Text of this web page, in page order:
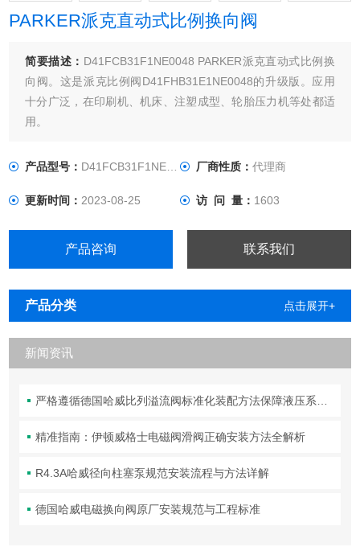
PARKER派克直动式比例换向阀
简要描述： D41FCB31F1NE0048 PARKER派克直动式比例换
向阀。这是派克比例阀D41FHB31E1NE0048的升级版。应用
十分广泛，在印刷机、机床、注塑成型、轮胎压力机等处都适
用。
产品型号： D41FCB31F1NE0048 厂商性质： 代理商
更新时间：2023-08-25 访 问 量： 1603
产品咨询 联系我们
产品分类 点击展开+
新闻资讯
严格遵循德国哈威比列溢流阀标准化装配方法保障液压系统压力调控精准可靠
精准指南：伊顿威格士电磁阀滑阀正确安装方法全解析
R4.3A哈威径向柱塞泵规范安装流程与方法详解
德国哈威电磁换向阀原厂安装规范与工程标准